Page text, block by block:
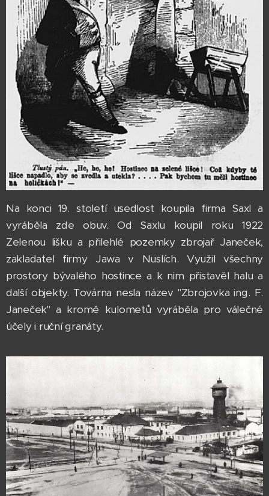
Na konci 19. století usedlost koupila firma Saxl a
vyráběla zde obuv. Od Saxlu koupil roku 1922
Zelenou lišku a přilehlé pozemky zbrojař Janeček,
zakladatel firmy Jawa v Nuslích. Využil všechny
prostory bývalého hostince a k nim přistavěl halu a
další objekty. Továrna nesla název "Zbrojovka ing. F.
Janeček" a kromě kulometů vyráběla pro válečné
účely i ruční granáty.